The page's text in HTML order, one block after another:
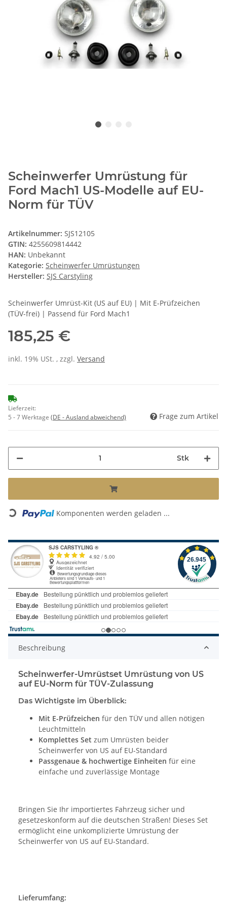
Scheinwerfer Umrüstung für
Ford Mach1 US-Modelle auf EU-
Norm für TÜV
Artikelnummer: SJS12105
GTIN: 4255609814442
HAN: Unbekannt
Kategorie: Scheinwerfer Umrüstungen
Hersteller: SJS Carstyling
Scheinwerfer Umrüst-Kit (US auf EU) | Mit E-Prüfzeichen
(TÜV-frei) | Passend für Ford Mach1
185,25 €
inkl. 19% USt. , zzgl. Versand
Lieferzeit:
5 - 7 Werktage (DE - Ausland abweichend) Frage zum Artikel
Stk
Loading... Komponenten werden geladen ...
Beschreibung
Scheinwerfer-Umrüstset Umrüstung von US
auf EU-Norm für TÜV-Zulassung
Das Wichtigste im Überblick:
Mit E-Prüfzeichen für den TÜV und allen nötigen
Leuchtmitteln
Komplettes Set zum Umrüsten beider
Scheinwerfer von US auf EU-Standard
Passgenaue & hochwertige Einheiten für eine
einfache und zuverlässige Montage
Bringen Sie Ihr importiertes Fahrzeug sicher und
gesetzeskonform auf die deutschen Straßen! Dieses Set
ermöglicht eine unkomplizierte Umrüstung der
Scheinwerfer von US auf EU-Standard.
Lieferumfang: